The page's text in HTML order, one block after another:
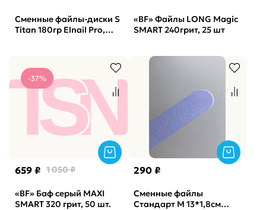
Сменные файлы-диски S
Titan 180гр Elnail Pro,
«BF» Файлы LONG Magic
SMART 240грит, 25 шт
-37%
659 ₽ 1 050 ₽
«BF» Баф серый MAXI
SMART 320 грит, 50 шт.
290 ₽
Сменные файлы
Стандарт M 13*1,8см